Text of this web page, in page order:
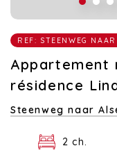
Appartement
résidence
Steenweg naar
2 ch.